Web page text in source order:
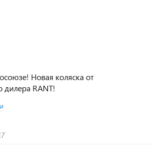
Новая коляска от
RANT!